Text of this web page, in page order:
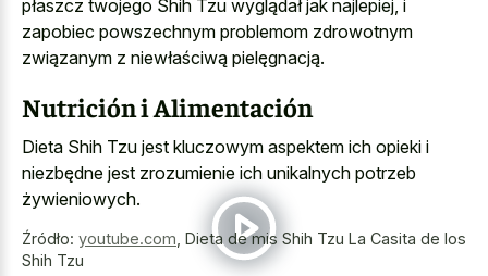
płaszcz twojego Shih Tzu wyglądał jak najlepiej, i
zapobiec powszechnym problemom zdrowotnym
związanym z niewłaściwą pielęgnacją.
Nutrición i Alimentación
Dieta Shih Tzu jest kluczowym aspektem ich opieki i
niezbędne jest zrozumienie ich unikalnych potrzeb
żywieniowych.
Źródło: youtube.com Dieta de mis Shih Tzu La Casita de los
Shih Tzu